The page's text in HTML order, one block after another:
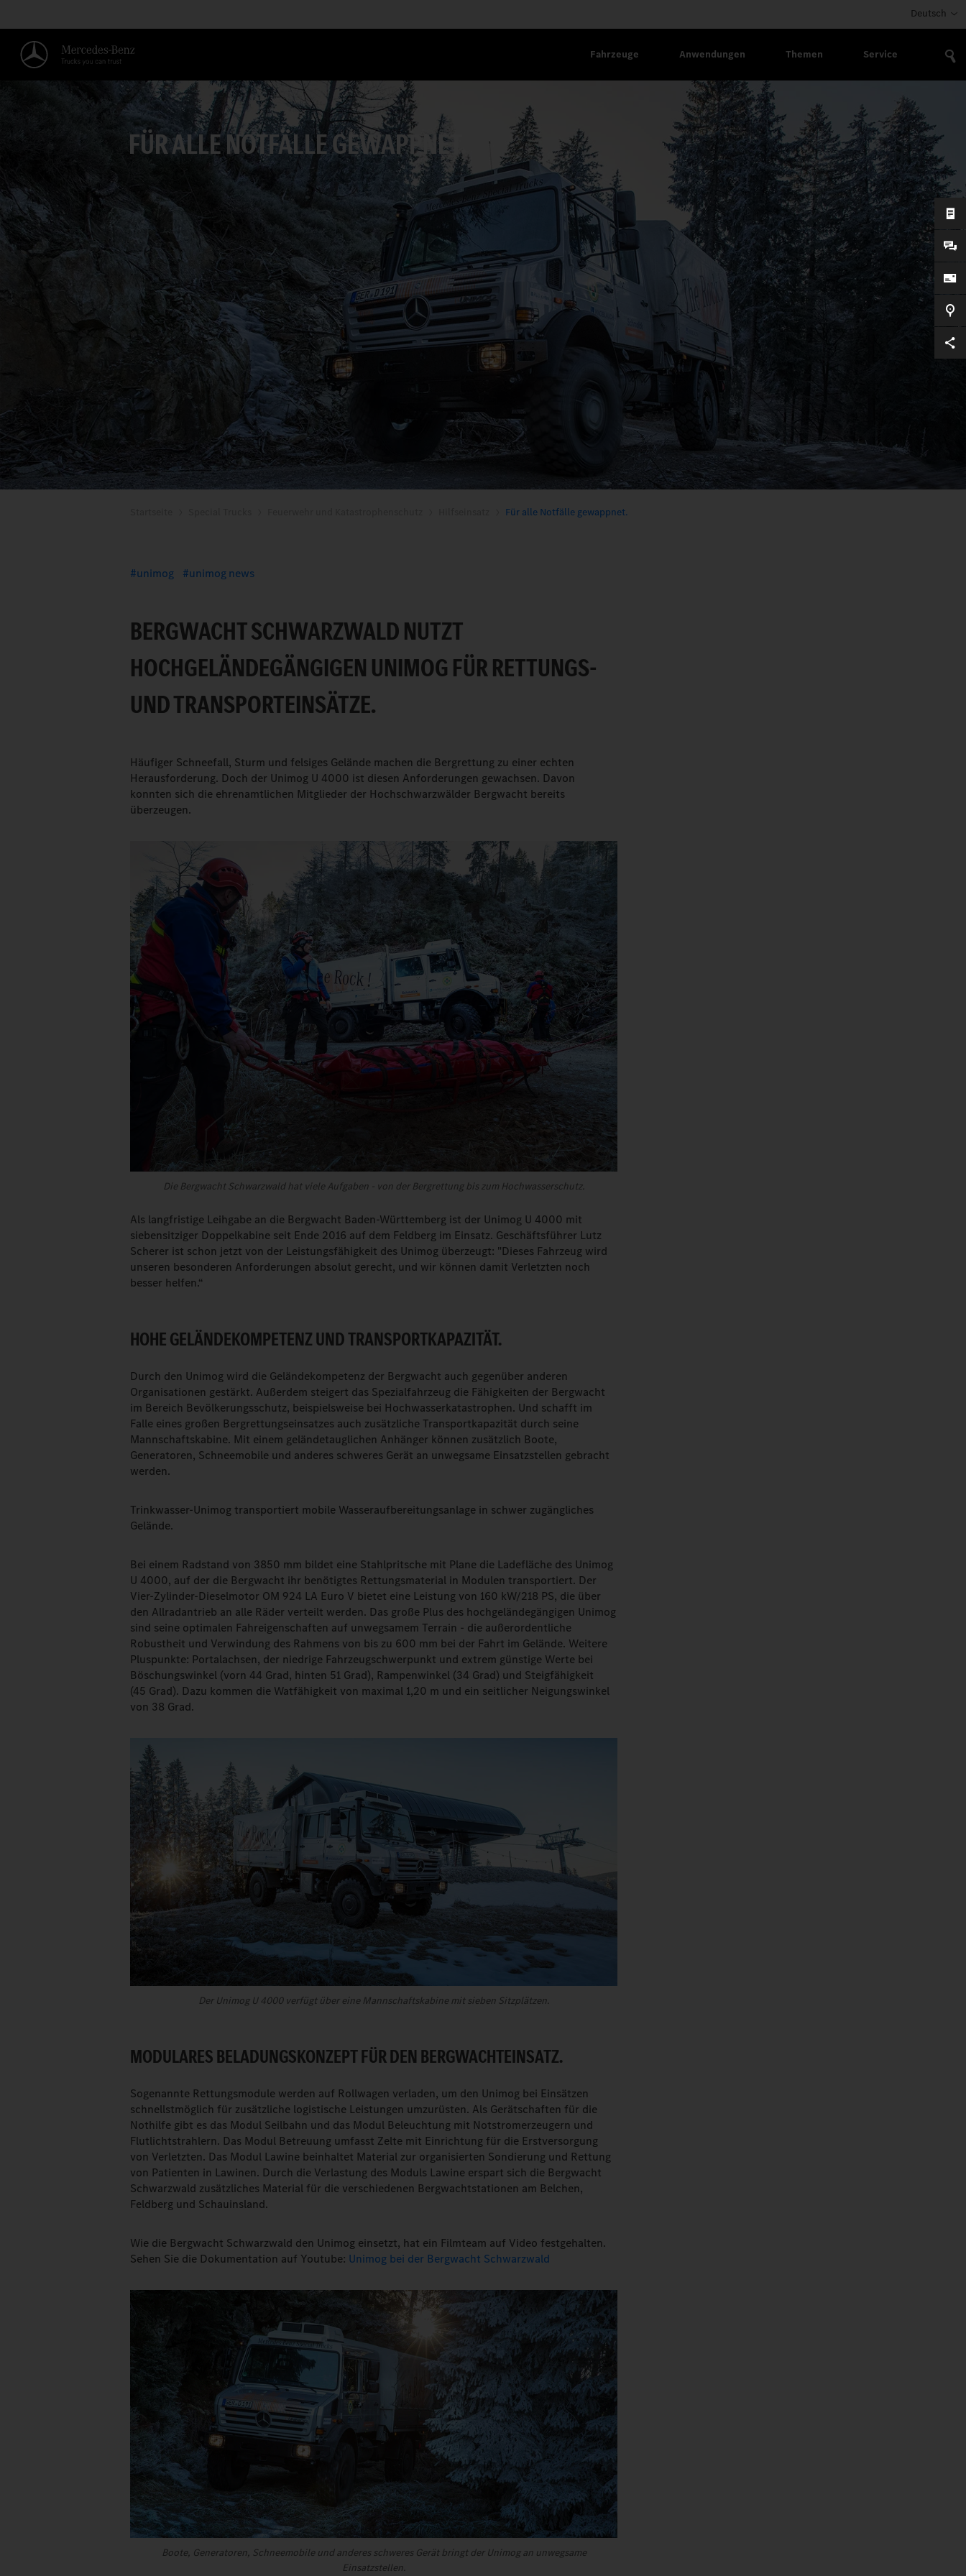
Deutsch
Fahrzeuge Anwendungen Themen Service
FÜR ALLE NOTFÄLLE GEWAPPNET.
Für alle Notfälle gewappnet.
unimog unimog news
BERGWACHT SCHWARZWALD NUTZT
HOCHGELÄNDEGÄNGIGEN UNIMOG FÜR RETTUNGS-
UND TRANSPORTEINSÄTZE.
Häufiger Schneefall, Sturm und felsiges Gelände machen die Bergrettung zu einer echten
Herausforderung. Doch der Unimog U 4000 ist diesen Anforderungen gewachsen. Davon
konnten sich die ehrenamtlichen Mitglieder der Hochschwarzwälder Bergwacht bereits
überzeugen.
Die Bergwacht Schwarzwald hat viele Aufgaben - von der Bergrettung bis zum Hochwasserschutz.
Als langfristige Leih­gabe an die Bergwacht Baden-Württemberg ist der Unimog U 4000 mit
siebensitziger Doppelkabine seit Ende 2016 auf dem Feldberg im Einsatz. Geschäftsführer Lutz
Scherer ist schon jetzt von der Leistungsfähigkeit des Unimog überzeugt: "Dieses Fahrzeug wird
unseren besonde­ren Anforderungen absolut gerecht, und wir können damit Verletzten noch
besser helfen.“
HOHE GELÄNDEKOMPETENZ UND TRANSPORTKAPA­ZITÄT.
Durch den Unimog wird die Gelände­kompetenz der Bergwacht auch gegenüber anderen
Organisationen gestärkt. Außerdem steigert das Spezialfahrzeug die Fähigkeiten der Bergwacht
im Bereich Bevölkerungsschutz, beispielsweise bei Hochwasserkatastrophen. Und schafft im
Falle eines großen Bergrettungseinsatzes auch zusätzliche Transportkapa­zität durch seine
Mannschaftskabine. Mit einem geländetauglichen Anhänger können zusätzlich Boote,
Generatoren, Schneemobile und anderes schweres Gerät an unwegsame Einsatzstellen gebracht
werden.
Trinkwasser-Unimog transportiert mobile Wasseraufbereitungsanlage in schwer zugängliches
Gelände.
Bei einem Radstand von 3850 mm bildet eine Stahlpritsche mit Plane die Ladefläche des Unimog
U 4000, auf der die Bergwacht ihr benötigtes Rettungsmaterial in Modulen transportiert. Der
Vier-Zylinder-Dieselmotor OM 924 LA Euro V bietet eine Leistung von 160 kW/218 PS, die über
den Allradantrieb an alle Räder verteilt werden. Das große Plus des hochgeländegängigen Unimog
sind seine optimalen Fahreigenschaften auf unwegsamem Terrain - die außerordentliche
Robustheit und Verwindung des Rahmens von bis zu 600 mm bei der Fahrt im Gelände. Weitere
Pluspunkte: Portalachsen, der niedrige Fahrzeugschwerpunkt und extrem günstige Werte bei
Böschungs­winkel (vorn 44 Grad, hinten 51 Grad), Rampenwinkel (34 Grad) und Steigfähigkeit
(45 Grad). Dazu kommen die Watfähigkeit von maximal 1,20 m und ein seitlicher Neigungswinkel
von 38 Grad.
Der Unimog U 4000 verfügt über eine Mannschaftskabine mit sieben Sitzplätzen.
MODULARES BELADUNGSKONZEPT FÜR DEN BERGWACHTEINSATZ.
Sogenannte Rettungsmodule werden auf Rollwagen verladen, um den Unimog bei Einsätzen
schnellstmöglich für zusätzliche logistische Leistungen umzu­rüsten. Als Gerätschaften für die
Nothilfe gibt es das Modul Seilbahn und das Modul Beleuchtung mit Notstromerzeugern und
Flutlichtstrahlern. Das Modul Betreuung umfasst Zelte mit Einrichtung für die Erstversorgung
von Verletz­ten. Das Modul Lawine beinhaltet Material zur organisierten Sondierung und Rettung
von Patienten in Lawinen. Durch die Verlastung des Moduls Lawine erspart sich die Bergwacht
Schwarzwald zusätzliches Material für die verschie­denen Bergwachtstationen am Belchen,
Feldberg und Schauinsland.
Wie die Bergwacht Schwarzwald den Unimog einsetzt, hat ein Filmteam auf Video festgehalten.
Sehen Sie die Dokumentation auf Youtube: Unimog bei der Bergwacht Schwarzwald
Boote, Generatoren, Schneemobile und anderes schweres Gerät bringt der Unimog an unwegsame
Einsatzstellen.